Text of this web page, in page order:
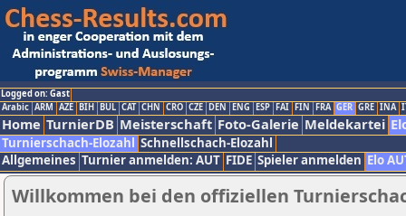
Logged on: Gast
Arabic ARM AZE BIH BUL CAT CHN CRO CZE DEN ENG ESP FAI FIN FRA GER GRE INA
Home TurnierDB Meisterschaft Foto-Galerie Meldekartei
Turnierschach-Elozahl Schnellschach-Elozahl
Allgemeines Turnier anmelden: AUT FIDE Spieler anmelden Elo
Willkommen bei den offiziellen